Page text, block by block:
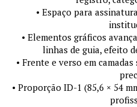
• Espaço para
• Elementos gráficos
linhas de guia, efeito
• Frente e verso em
• Proporção ID-1 (85,6 × 54